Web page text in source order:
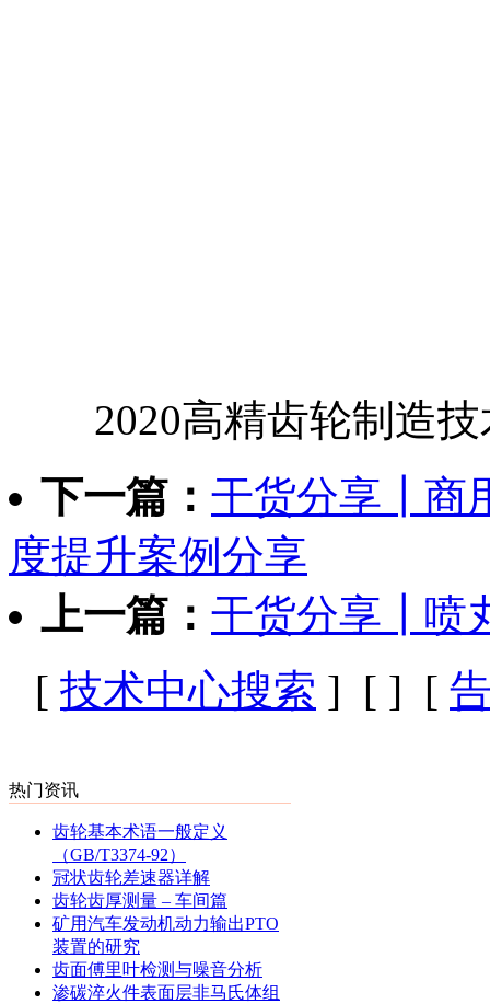
2020高精齿轮制造技
下一篇： 干货分享┃商
度提升案例分享
上一篇： 干货分享┃喷
[ 技术中心搜索 ] [ ] [
热门资讯
齿轮基本术语一般定义
（GB/T3374-92）
冠状齿轮差速器详解
齿轮齿厚测量 – 车间篇
矿用汽车发动机动力输出PTO
装置的研究
齿面傅里叶检测与噪音分析
渗碳淬火件表面层非马氏体组